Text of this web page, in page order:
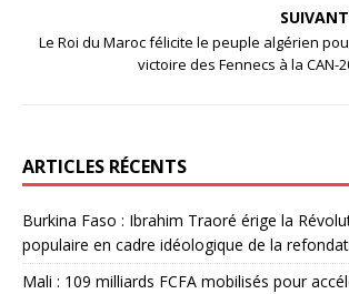
SUIVANT
Le Roi du Maroc félicite le peuple algérien
victoire des Fennecs à la CAN-
ARTICLES RÉCENTS
Burkina Faso : Ibrahim Traoré érige la
populaire en cadre idéologique de la
Mali : 109 milliards FCFA mobilisés pour